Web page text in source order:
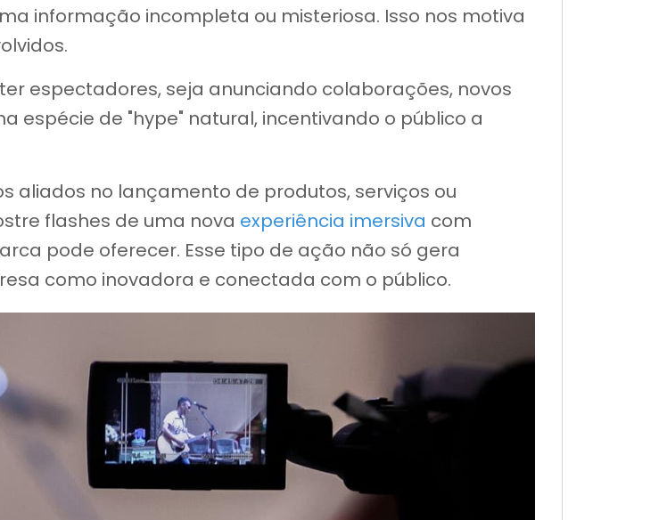
informação incompleta ou misteriosa. Isso nos motiva
espectadores, seja anunciando colaborações, novos
espécie de "hype" natural, incentivando o público a
aliados no lançamento de produtos, serviços ou
flashes de uma nova experiência imersiva com
pode oferecer. Esse tipo de ação não só gera
como inovadora e conectada com o público.